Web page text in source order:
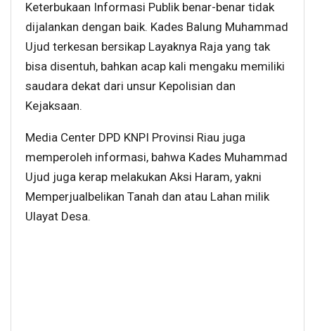
Keterbukaan Informasi Publik benar-benar tidak
dijalankan dengan baik. Kades Balung Muhammad
Ujud terkesan bersikap Layaknya Raja yang tak
bisa disentuh, bahkan acap kali mengaku memiliki
saudara dekat dari unsur Kepolisian dan
Kejaksaan.
Media Center DPD KNPI Provinsi Riau juga
memperoleh informasi, bahwa Kades Muhammad
Ujud juga kerap melakukan Aksi Haram, yakni
Memperjualbelikan Tanah dan atau Lahan milik
Ulayat Desa.